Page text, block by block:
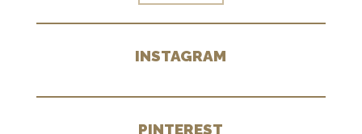
INSTAGRAM
PINTEREST